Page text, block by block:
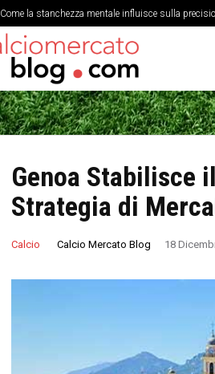
Come la stanchezza mentale influisce sulla
Genoa Stabilisce
Strategia di
Calcio Calcio Mercato Blog 18